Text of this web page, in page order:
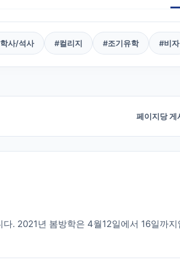
학사/석사 #컬리지 #조기유학 #비자
페이지당 게
. 2021년 봄방학은 4월12일에서 16일까